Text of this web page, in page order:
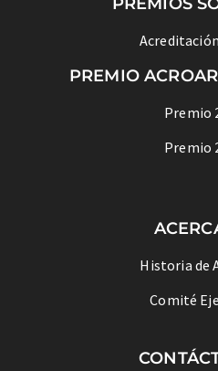
PREMIO
Premio
Premio
Historia de
Comité